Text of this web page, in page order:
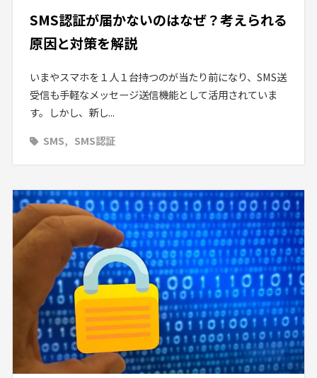
SMS認証が届かないのはなぜ？考えられる
原因と対策を解説
いまやスマホを１人１台持つのが当たり前になり、SMS送
受信も手軽なメッセージ送信機能として活用されていま
す。しかし、新し...
SMS
SMS認証